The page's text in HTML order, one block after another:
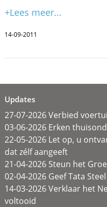
+Lees meer...
14-09-2011
Updates
27-07-2026 Verbied
03-06-2026 Erken
22-05-2026 Let op, u
dat zélf aangeeft
21-04-2026 Steun het
02-04-2026 Geef Tata
14-03-2026 Verklaar het
voltooid